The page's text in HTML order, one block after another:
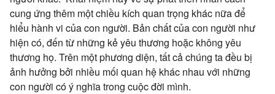
cung ứng thêm một chiều kích quan trọng khác nữa để
hiểu hành vi của con người. Bản chất của con người như
hiện có, đến từ những kẻ yêu thương hoặc không yêu
thương họ. Trên một phương diện, tất cả chúng ta đều bị
ảnh hưởng bởi nhiều mối quan hệ khác nhau với những
con người có ý nghĩa trong cuộc đời mình.